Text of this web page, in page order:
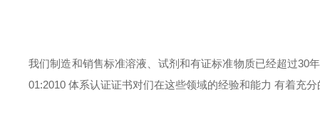
我们制造和销售标准溶液、试剂和有证标准物质已经超过30
01:2010 体系认证证书对们在这些领域的经验和能力 有着充分